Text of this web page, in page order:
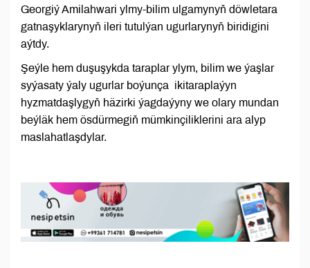
Georgiý Amilahwari ylmy-bilim ulgamynyň döwletara
gatnaşyklarynyň ileri tutulýan ugurlarynyň biridigini
aýtdy.
Şeýle hem duşuşykda taraplar ylym, bilim we ýaşlar
syýasaty ýaly ugurlar boýunça ikitaraplaýyn
hyzmatdaşlygyň häzirki ýagdaýyny we olary mundan
beýläk hem ösdürmegiň mümkinçiliklerini ara alyp
maslahatlaşdylar.